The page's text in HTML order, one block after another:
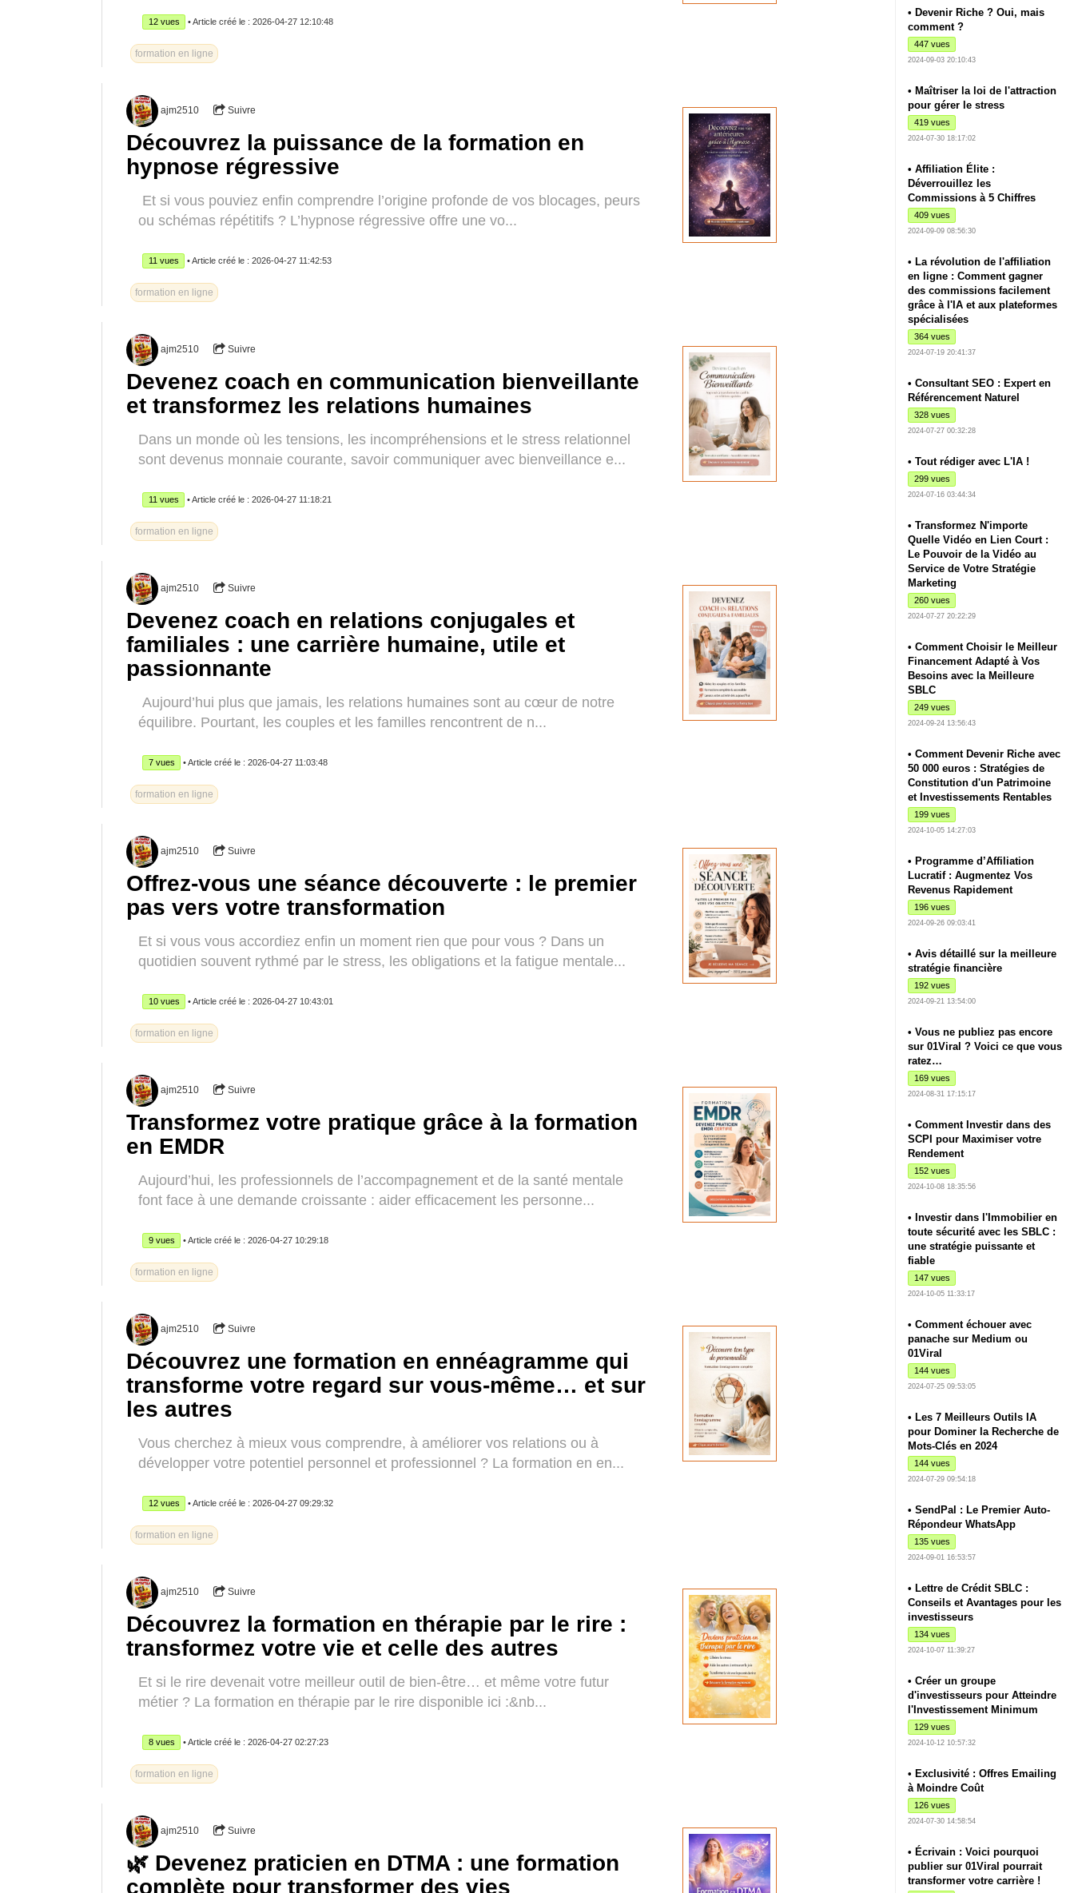
12 vues • Article créé le : 2026-04-27 12:10:48
formation en ligne
ajm2510 Suivre
Découvrez la puissance de la formation en
hypnose régressive
Et si vous pouviez enfin comprendre l’origine profonde de vos blocages, peurs
ou schémas répétitifs ? L’hypnose régressive offre une vo...
11 vues • Article créé le : 2026-04-27 11:42:53
formation en ligne
ajm2510 Suivre
Devenez coach en communication bienveillante
et transformez les relations humaines
Dans un monde où les tensions, les incompréhensions et le stress relationnel
sont devenus monnaie courante, savoir communiquer avec bienveillance e...
11 vues • Article créé le : 2026-04-27 11:18:21
formation en ligne
ajm2510 Suivre
Devenez coach en relations conjugales et
familiales : une carrière humaine, utile et
passionnante
Aujourd’hui plus que jamais, les relations humaines sont au cœur de notre
équilibre. Pourtant, les couples et les familles rencontrent de n...
7 vues • Article créé le : 2026-04-27 11:03:48
formation en ligne
ajm2510 Suivre
Offrez-vous une séance découverte : le premier
pas vers votre transformation
Et si vous vous accordiez enfin un moment rien que pour vous ? Dans un
quotidien souvent rythmé par le stress, les obligations et la fatigue mentale...
10 vues • Article créé le : 2026-04-27 10:43:01
formation en ligne
ajm2510 Suivre
Transformez votre pratique grâce à la formation
en EMDR
Aujourd’hui, les professionnels de l’accompagnement et de la santé mentale
font face à une demande croissante : aider efficacement les personne...
9 vues • Article créé le : 2026-04-27 10:29:18
formation en ligne
ajm2510 Suivre
Découvrez une formation en ennéagramme qui
transforme votre regard sur vous-même… et sur
les autres
Vous cherchez à mieux vous comprendre, à améliorer vos relations ou à
développer votre potentiel personnel et professionnel ? La formation en en...
12 vues • Article créé le : 2026-04-27 09:29:32
formation en ligne
ajm2510 Suivre
Découvrez la formation en thérapie par le rire :
transformez votre vie et celle des autres
Et si le rire devenait votre meilleur outil de bien-être… et même votre futur
métier ? La formation en thérapie par le rire disponible ici :&nb...
8 vues • Article créé le : 2026-04-27 02:27:23
formation en ligne
ajm2510 Suivre
🌿 Devenez praticien en DTMA : une formation
complète pour transformer des vies
• Devenir Riche ? Oui, mais
comment ?
447 vues
2024-09-03 20:10:43
• Maîtriser la loi de l'attraction
pour gérer le stress
419 vues
2024-07-30 18:17:02
• Affiliation Élite :
Déverrouillez les
Commissions à 5 Chiffres
409 vues
2024-09-09 08:56:30
• La révolution de l'affiliation
en ligne : Comment gagner
des commissions facilement
grâce à l'IA et aux plateformes
spécialisées
364 vues
2024-07-19 20:41:37
• Consultant SEO : Expert en
Référencement Naturel
328 vues
2024-07-27 00:32:28
• Tout rédiger avec L'IA !
299 vues
2024-07-16 03:44:34
• Transformez N'importe
Quelle Vidéo en Lien Court :
Le Pouvoir de la Vidéo au
Service de Votre Stratégie
Marketing
260 vues
2024-07-27 20:22:29
• Comment Choisir le Meilleur
Financement Adapté à Vos
Besoins avec la Meilleure
SBLC
249 vues
2024-09-24 13:56:43
• Comment Devenir Riche avec
50 000 euros : Stratégies de
Constitution d'un Patrimoine
et Investissements Rentables
199 vues
2024-10-05 14:27:03
• Programme d’Affiliation
Lucratif : Augmentez Vos
Revenus Rapidement
196 vues
2024-09-26 09:03:41
• Avis détaillé sur la meilleure
stratégie financière
192 vues
2024-09-21 13:54:00
• Vous ne publiez pas encore
sur 01Viral ? Voici ce que vous
ratez…
169 vues
2024-08-31 17:15:17
• Comment Investir dans des
SCPI pour Maximiser votre
Rendement
152 vues
2024-10-08 18:35:56
• Investir dans l'Immobilier en
toute sécurité avec les SBLC :
une stratégie puissante et
fiable
147 vues
2024-10-05 11:33:17
• Comment échouer avec
panache sur Medium ou
01Viral
144 vues
2024-07-25 09:53:05
• Les 7 Meilleurs Outils IA
pour Dominer la Recherche de
Mots-Clés en 2024
144 vues
2024-07-29 09:54:18
• SendPal : Le Premier Auto-
Répondeur WhatsApp
135 vues
2024-09-01 16:53:57
• Lettre de Crédit SBLC :
Conseils et Avantages pour les
investisseurs
134 vues
2024-10-07 11:39:27
• Créer un groupe
d'investisseurs pour Atteindre
l'Investissement Minimum
129 vues
2024-10-12 10:57:32
• Exclusivité : Offres Emailing
à Moindre Coût
126 vues
2024-07-30 14:58:54
• Écrivain : Voici pourquoi
publier sur 01Viral pourrait
transformer votre carrière !